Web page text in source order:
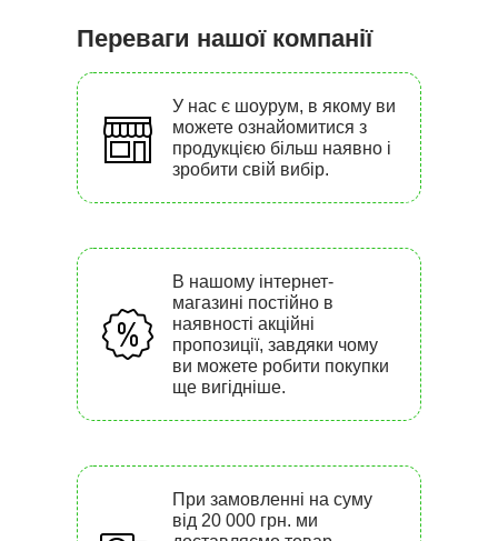
Переваги нашої компанії
У нас є шоурум, в якому ви
можете ознайомитися з
продукцією більш наявно і
зробити свій вибір.
В нашому інтернет-
магазині постійно в
наявності акційні
пропозиції, завдяки чому
ви можете робити покупки
ще вигідніше.
При замовленні на суму
від 20 000 грн. ми